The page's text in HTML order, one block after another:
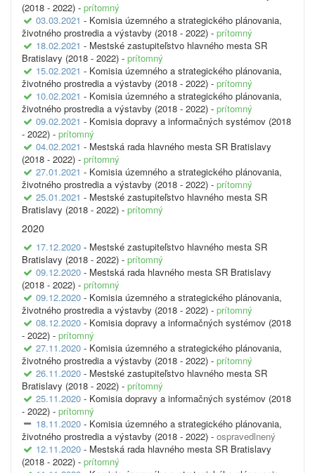
(2018 - 2022) - prítomný
03.03.2021 - Komisia územného a strategického plánovania,
životného prostredia a výstavby (2018 - 2022) - prítomný
18.02.2021 - Mestské zastupiteľstvo hlavného mesta SR
Bratislavy (2018 - 2022) - prítomný
15.02.2021 - Komisia územného a strategického plánovania,
životného prostredia a výstavby (2018 - 2022) - prítomný
10.02.2021 - Komisia územného a strategického plánovania,
životného prostredia a výstavby (2018 - 2022) - prítomný
09.02.2021 - Komisia dopravy a informačných systémov (2018
- 2022) - prítomný
04.02.2021 - Mestská rada hlavného mesta SR Bratislavy
(2018 - 2022) - prítomný
27.01.2021 - Komisia územného a strategického plánovania,
životného prostredia a výstavby (2018 - 2022) - prítomný
25.01.2021 - Mestské zastupiteľstvo hlavného mesta SR
Bratislavy (2018 - 2022) - prítomný
2020
17.12.2020 - Mestské zastupiteľstvo hlavného mesta SR
Bratislavy (2018 - 2022) - prítomný
09.12.2020 - Mestská rada hlavného mesta SR Bratislavy
(2018 - 2022) - prítomný
09.12.2020 - Komisia územného a strategického plánovania,
životného prostredia a výstavby (2018 - 2022) - prítomný
08.12.2020 - Komisia dopravy a informačných systémov (2018
- 2022) - prítomný
27.11.2020 - Komisia územného a strategického plánovania,
životného prostredia a výstavby (2018 - 2022) - prítomný
26.11.2020 - Mestské zastupiteľstvo hlavného mesta SR
Bratislavy (2018 - 2022) - prítomný
25.11.2020 - Komisia dopravy a informačných systémov (2018
- 2022) - prítomný
18.11.2020 - Komisia územného a strategického plánovania,
životného prostredia a výstavby (2018 - 2022) - ospravedlnený
12.11.2020 - Mestská rada hlavného mesta SR Bratislavy
(2018 - 2022) - prítomný